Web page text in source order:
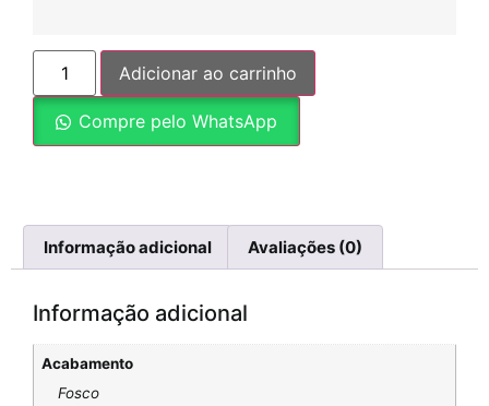
Adicionar ao carrinho
Compre pelo WhatsApp
Informação adicional Avaliações (0)
Informação adicional
Acabamento
Fosco